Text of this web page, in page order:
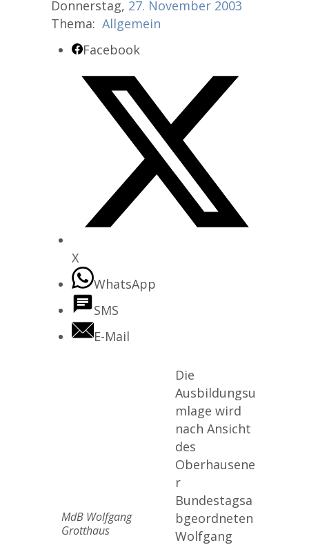
Donnerstag, 27. November 2003
Thema: Allgemein
Facebook
X
WhatsApp
SMS
E-Mail
MdB Wolfgang
Grotthaus
Die
Ausbildungsu
mlage wird
nach Ansicht
des
Oberhausene
r
Bundestagsa
bgeordneten
Wolfgang